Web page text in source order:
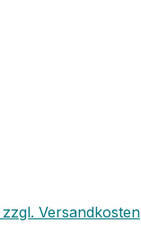
Versandkosten